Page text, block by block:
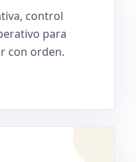
control
para
con orden.